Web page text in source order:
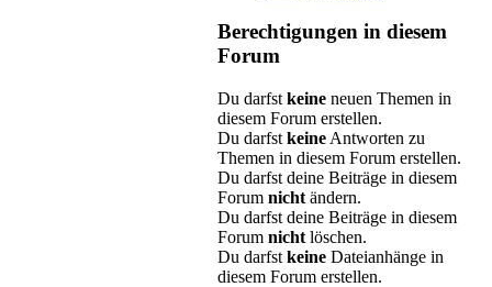
Berechtigungen in diesem
Forum
Du darfst keine neuen Themen in
diesem Forum erstellen.
Du darfst keine Antworten zu
Themen in diesem Forum erstellen.
Du darfst deine Beiträge in diesem
Forum nicht ändern.
Du darfst deine Beiträge in diesem
Forum nicht löschen.
Du darfst keine Dateianhänge in
diesem Forum erstellen.